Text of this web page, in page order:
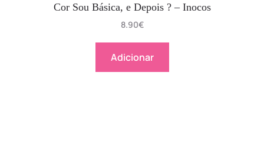
Cor Sou Básica, e Depois ? – Inocos
8.90€
Adicionar